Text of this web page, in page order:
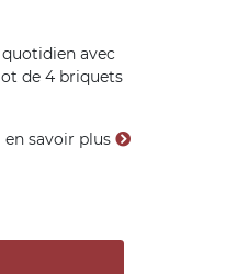
avec
de 4 briquets
en savoir plus